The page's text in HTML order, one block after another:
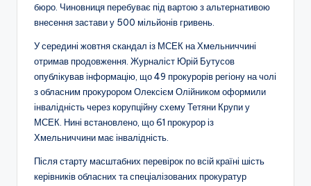
бюро. Чиновниця перебуває під вартою з альтернативою
внесення застави у 500 мільйонів гривень.
У середині жовтня скандал із МСЕК на Хмельниччині
отримав продовження. Журналіст Юрій Бутусов
опублікував інформацію, що 49 прокурорів регіону на чолі
з обласним прокурором Олексієм Олійником оформили
інвалідність через корупційну схему Тетяни Крупи у
МСЕК. Нині встановлено, що 61 прокурор із
Хмельниччини має інвалідність.
Після старту масштабних перевірок по всій країні шість
керівників обласних та спеціалізованих прокуратур